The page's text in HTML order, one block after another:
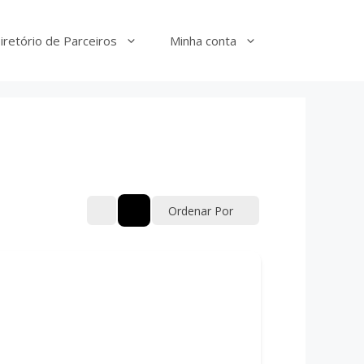
de Parceiros Minha conta
Ordenar Por